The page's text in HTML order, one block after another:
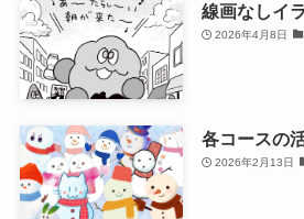
線画なしイ
2026年4月8日
各コースの
2026年2月13日